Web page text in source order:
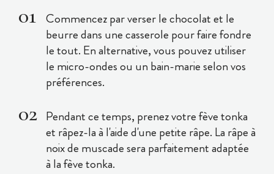
Commencez par verser le chocolat et le
beurre dans une casserole pour faire fondre
le tout. En alternative, vous pouvez utiliser
le micro-ondes ou un bain-marie selon vos
préférences.
Pendant ce temps, prenez votre fève tonka
et râpez-la à l'aide d'une petite râpe. La râpe à
noix de muscade sera parfaitement adaptée
à la fève tonka.